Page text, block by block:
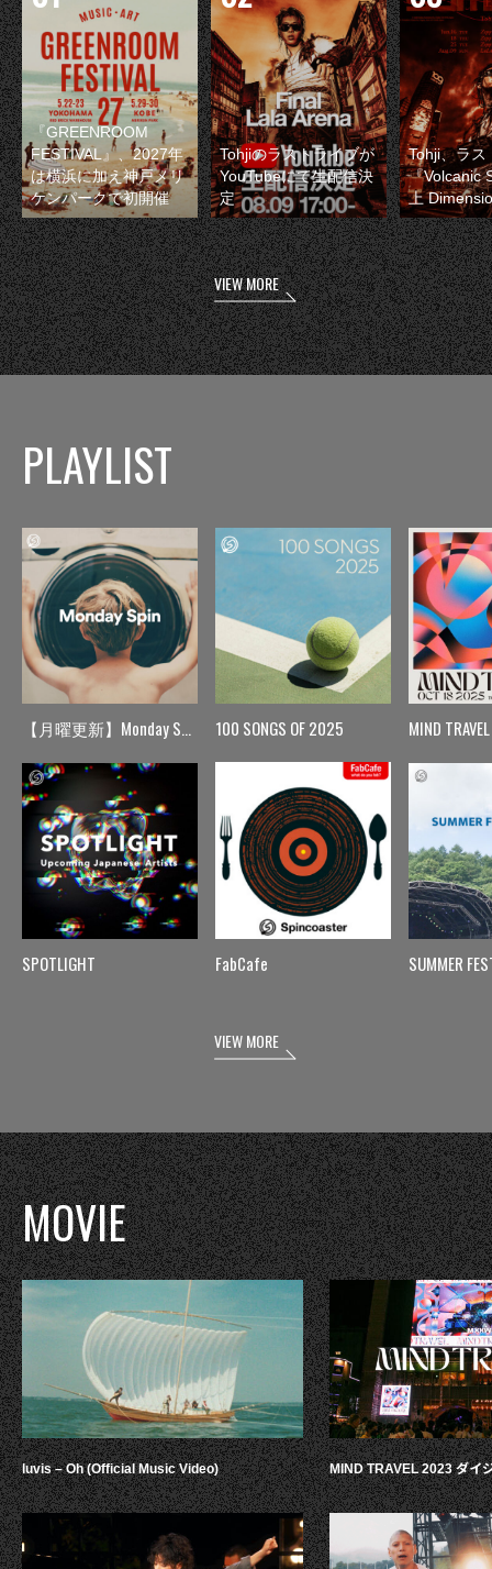
『GREENROOM
FESTIVAL』、2027年
は横浜に加え神戸メリ
ケンパークで初開催
Tohjiのラストライブが
YouTubeにて生配信決
定
Tohji、ラス
『Volcanic
上
VIEW MORE
PLAYLIST
【月曜更新】Monday Spin
SPOTLIGHT
100 SONGS OF 2025
FabCafe
MIND TRAVEL
SUMMER
VIEW MORE
MOVIE
luvis – Oh (Official Music Video) MIND TRAVEL 2023 ダイ